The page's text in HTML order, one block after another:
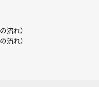
流れ）
流れ）